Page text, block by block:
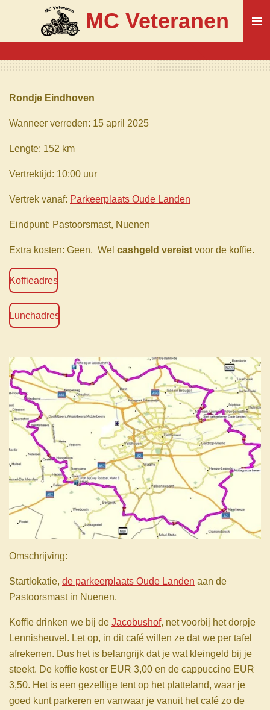
naar
de
MC Veteranen
Rondje Eindhoven
Wanneer verreden: 15 april 2025
Lengte: 152 km
Vertrektijd: 10:00 uur
Vertrek vanaf: Parkeerplaats Oude Landen
Eindpunt: Pastoorsmast, Nuenen
Extra kosten: Geen. Wel cashgeld vereist voor de koffie.
Koffieadres
Lunchadres
Omschrijving:
Startlokatie, de parkeerplaats Oude Landen aan de
Pastoorsmast in Nuenen.
Koffie drinken we bij de Jacobushof, net voorbij het dorpje
Lennisheuvel. Let op, in dit café willen ze dat we per tafel
afrekenen. Dus het is belangrijk dat je wat kleingeld bij je
steekt. De koffie kost er EUR 3,00 en de cappuccino EUR
3,50. Het is een gezellige tent op het platteland, waar je
goed kunt parkeren en vanwaar je vanuit het café zo de